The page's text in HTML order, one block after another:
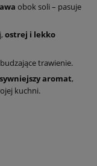
obok soli – pasuje
ostrej i lekko
trawienie.
aromat,
kuchni.